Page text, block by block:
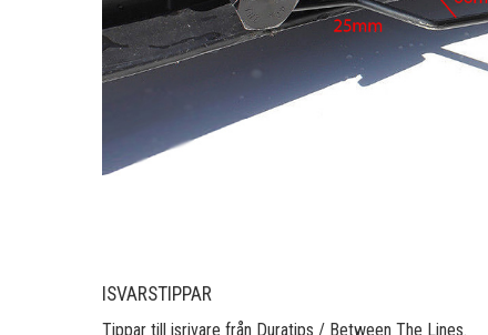
ISVARSTIPPAR
Tippar till isrivare från Duratips / Between The Lines.